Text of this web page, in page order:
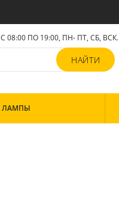
С 08:00 ПО 19:00, ПН- ПТ,СБ, ВСК.
ЛАМПЫ